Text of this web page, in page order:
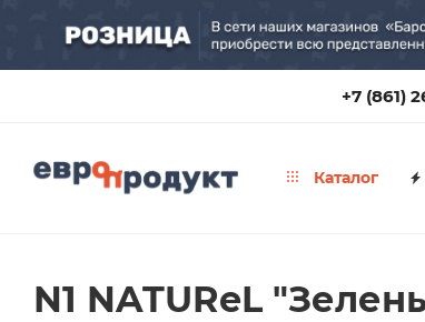
+7 (861)
Каталог
N1 NATUReL